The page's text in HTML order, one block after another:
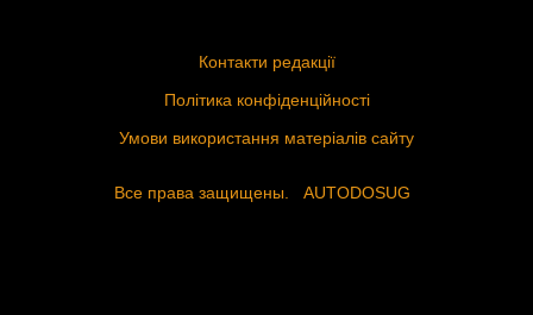
Контакти редакції
Політика конфіденційності
Умови використання матеріалів сайту
Все права защищены. AUTODOSUG